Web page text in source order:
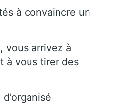
à convaincre un
vous arrivez à
à vous tirer des